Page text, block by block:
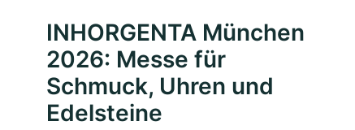
INHORGENTA München
2026: Messe für
Schmuck, Uhren und
Edelsteine